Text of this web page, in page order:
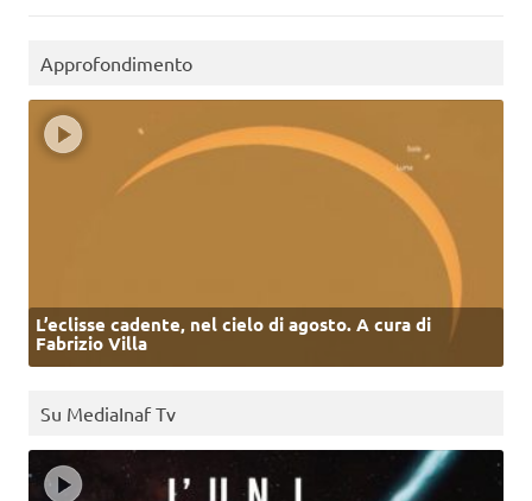
Approfondimento
L’eclisse cadente, nel cielo di agosto. A cura di
Fabrizio Villa
Su MediaInaf Tv